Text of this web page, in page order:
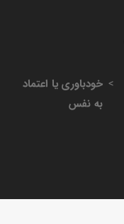
> خودباوری یا اعتماد
به‌ نفس